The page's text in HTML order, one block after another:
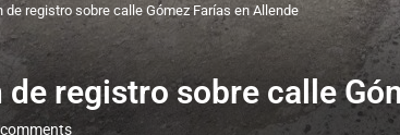
de registro sobre calle Gómez Farías en Allende
registro sobre calle